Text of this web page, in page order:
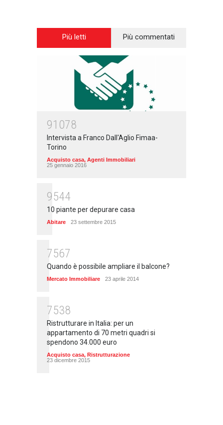
Più letti Più commentati
91078
Intervista a Franco Dall'Aglio Fimaa-
Torino
Acquisto casa, Agenti Immobiliari
25 gennaio 2016
9544
10 piante per depurare casa
Abitare 23 settembre 2015
7567
Quando è possibile ampliare il balcone?
Mercato Immobiliare 23 aprile 2014
7538
Ristrutturare in Italia: per un
appartamento di 70 metri quadri si
spendono 34.000 euro
Acquisto casa, Ristrutturazione
23 dicembre 2015